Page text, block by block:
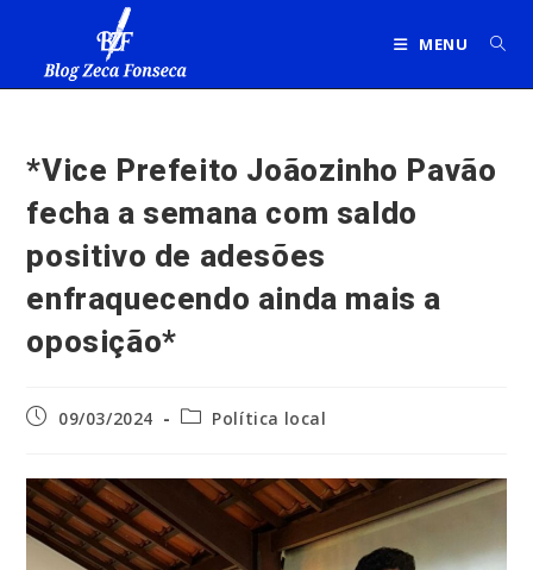
MENU
*Vice Prefeito Joãozinho Pavão
fecha a semana com saldo
positivo de adesões
enfraquecendo ainda mais a
oposição*
Post09/03/2024
Categoria
Política local